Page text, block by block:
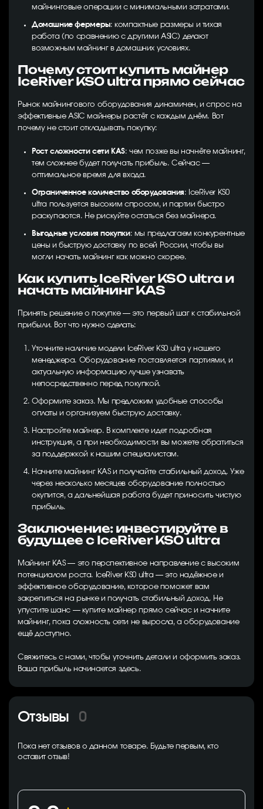
майнинговые операции с минимальными затратами.
Домашние фермеры: компактные размеры и тихая
работа (по сравнению с другими ASIC) делают
возможным майнинг в домашних условиях.
Почему стоит купить майнер
IceRiver KS0 ultra прямо сейчас
Рынок майнингового оборудования динамичен, и спрос на
эффективные ASIC майнеры растёт с каждым днём. Вот
почему не стоит откладывать покупку:
Рост сложности сети KAS: чем позже вы начнёте майнинг,
тем сложнее будет получать прибыль. Сейчас —
оптимальное время для входа.
Ограниченное количество оборудования: IceRiver KS0
ultra пользуется высоким спросом, и партии быстро
раскупаются. Не рискуйте остаться без майнера.
Выгодные условия покупки: мы предлагаем конкурентные
цены и быструю доставку по всей России, чтобы вы
могли начать майнинг как можно скорее.
Как купить IceRiver KS0 ultra и
начать майнинг KAS
Принять решение о покупке — это первый шаг к стабильной
прибыли. Вот что нужно сделать:
Уточните наличие модели IceRiver KS0 ultra у нашего
менеджера. Оборудование поставляется партиями, и
актуальную информацию лучше узнавать
непосредственно перед покупкой.
Оформите заказ. Мы предложим удобные способы
оплаты и организуем быструю доставку.
Настройте майнер. В комплекте идет подробная
инструкция, а при необходимости вы можете обратиться
за поддержкой к нашим специалистам.
Начните майнинг KAS и получайте стабильный доход. Уже
через несколько месяцев оборудование полностью
окупится, а дальнейшая работа будет приносить чистую
прибыль.
Заключение: инвестируйте в
будущее с IceRiver KS0 ultra
Майнинг KAS — это перспективное направление с высоким
потенциалом роста. IceRiver KS0 ultra — это надёжное и
эффективное оборудование, которое поможет вам
закрепиться на рынке и получать стабильный доход. Не
упустите шанс — купите майнер прямо сейчас и начните
майнинг, пока сложность сети не выросла, а оборудование
ещё доступно.
Свяжитесь с нами, чтобы уточнить детали и оформить заказ.
Ваша прибыль начинается здесь.
Отзывы 0
Пока нет отзывов о данном товаре. Будьте первым, кто
оставит отзыв!